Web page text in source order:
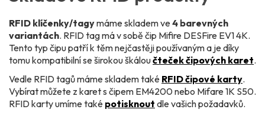
RFID klíčenky/tagymáme skladem ve4 barevných
variantách. RFID tag má v sobě čip Mifire DESFire EV1 4K.
Tento typ čipu patří k těm nejčastěji používaným a je díky
tomu kompatibilní se širokou škáloučteček čipových karet.
Vedle RFID tagů máme skladem také RFID čipové karty.
Vybírat můžete z karet s čipem EM4200 nebo Mifare 1K S50.
RFID karty umíme také potisknout dle vašich požadavků.